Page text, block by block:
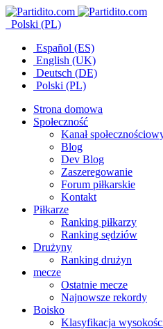
Polski (PL)
Español (ES)
English (UK)
Deutsch (DE)
Polski (PL)
Strona domowa
Społeczność
Kanał
Blog
Dev Blog
Zaszeregowanie
Forum piłkarskie
Kontakt
Piłkarze
Ranking piłkarzy
Ranking sędziów
Drużyny
Ranking drużyn
mecze
Ostatnie mecze
Najnowsze rekordy
Boisko
Klasyfikacja